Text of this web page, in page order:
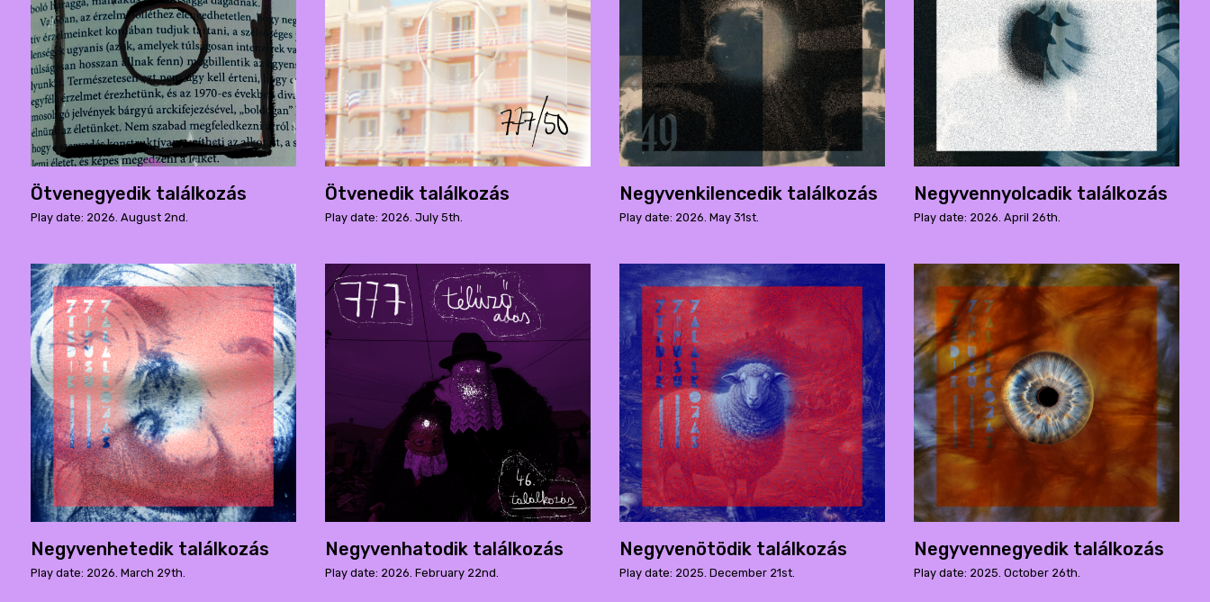
Ötvenegyedik találkozás
Play date: 2026. August 2nd.
Ötvenedik találkozás
Play date: 2026. July 5th.
Negyvenkilencedik találkozás
Play date: 2026. May 31st.
Negyvennyolcadik találkozás
Play date: 2026. April 26th.
Negyvenhetedik találkozás
Play date: 2026. March 29th.
Negyvenhatodik találkozás
Play date: 2026. February 22nd.
Negyvenötödik találkozás
Play date: 2025. December 21st.
Negyvennegyedik találkozás
Play date: 2025. October 26th.